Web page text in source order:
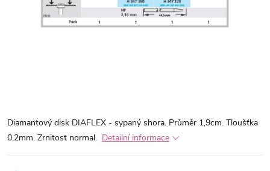
Diamantový disk DIAFLEX - sypaný shora. Průměr 1,9cm. Tloušťka
0,2mm. Zrnitost normal. Detailní informace